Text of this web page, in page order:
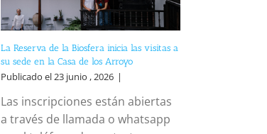
La Reserva de la Biosfera inicia las visitas a
su sede en la Casa de los Arroyo
Publicado el 23 junio , 2026 |
Las inscripciones están abiertas
a través de llamada o whatsapp